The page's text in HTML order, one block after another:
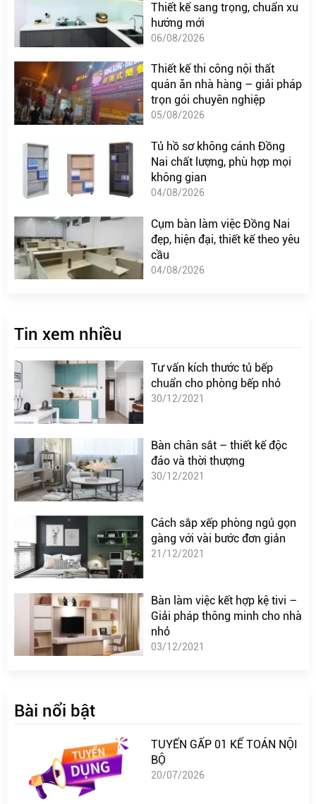
Thiết kế sang trọng, chuẩn xu
hướng mới
06/08/2026
Thiết kế thi công nội thất
quán ăn nhà hàng – giải pháp
trọn gói chuyên nghiệp
05/08/2026
Tủ hồ sơ không cánh Đồng
Nai chất lượng, phù hợp mọi
không gian
04/08/2026
Cụm bàn làm việc Đồng Nai
đẹp, hiện đại, thiết kế theo yêu
cầu
04/08/2026
Tin xem nhiều
Tư vấn kích thước tủ bếp
chuẩn cho phòng bếp nhỏ
30/12/2021
Bàn chân sắt – thiết kế độc
đáo và thời thượng
30/12/2021
Cách sắp xếp phòng ngủ gọn
gàng với vài bước đơn giản
21/12/2021
Bàn làm việc kết hợp kệ tivi –
Giải pháp thông minh cho nhà
nhỏ
03/12/2021
Bài nổi bật
TUYỂN GẤP 01 KẾ TOÁN NỘI
BỘ
20/07/2026